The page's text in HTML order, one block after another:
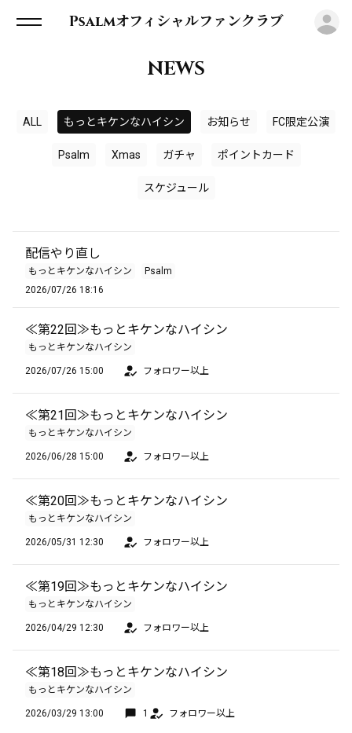
Psalmオフィシャルファンクラブ
NEWS
ALL もっとキケンなハイシン お知らせ FC限定公演
Psalm Xmas ガチャ ポイントカード
スケジュール
配信やり直し
もっとキケンなハイシン
Psalm
2026/07/26 18:16
≪第22回≫もっとキケンなハイシン
もっとキケンなハイシン
2026/07/26 15:00 フォロワー以上
≪第21回≫もっとキケンなハイシン
もっとキケンなハイシン
2026/06/28 15:00 フォロワー以上
≪第20回≫もっとキケンなハイシン
もっとキケンなハイシン
2026/05/31 12:30 フォロワー以上
≪第19回≫もっとキケンなハイシン
もっとキケンなハイシン
2026/04/29 12:30 フォロワー以上
≪第18回≫もっとキケンなハイシン
もっとキケンなハイシン
2026/03/29 13:00 1 フォロワー以上